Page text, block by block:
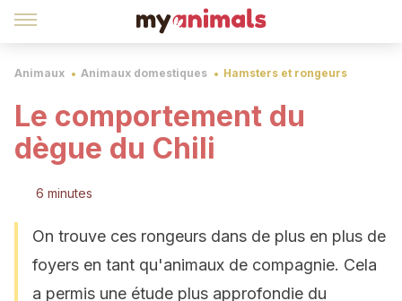
Animaux Animaux domestiques Hamsters et rongeurs
Le comportement du
dègue du Chili
6 minutes
On trouve ces rongeurs dans de plus en plus de
foyers en tant qu'animaux de compagnie. Cela
a permis une étude plus approfondie du